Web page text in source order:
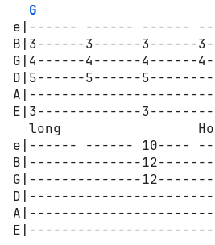
G
e|------ ------ ------
B|3------3------3------
G|4------4------4------
D|5------5------
E|3-------------
long
e|------ ------ 10----
B|--------------
G|--------------